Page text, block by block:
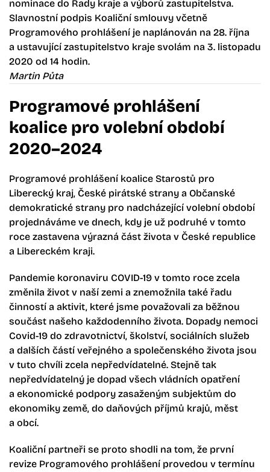
nominace do Rady kraje a výborů zastupitelstva.
Slavnostní podpis Koaliční smlouvy včetně
Programového prohlášení je naplánován na 28. října
a ustavující zastupitelstvo kraje svolám na 3. listopadu
2020 od 14 hodin.
Martin Půta
Programové prohlášení
koalice pro volební období
2020–2024
Programové prohlášení koalice Starostů pro
Liberecký kraj, České pirátské strany a Občanské
demokratické strany pro nadcházející volební období
projednáváme ve dnech, kdy je už podruhé v tomto
roce zastavena výrazná část života v České republice
a Libereckém kraji.
Pandemie koronaviru COVID-19 v tomto roce zcela
změnila život v naší zemi a znemožnila také řadu
činností a aktivit, které jsme považovali za běžnou
součást našeho každodenního života. Dopady nemoci
Covid-19 do zdravotnictví, školství, sociálních služeb
a dalších částí veřejného a společenského života jsou
v tuto chvíli zcela nepředvídatelné. Stejně tak
nepředvídatelný je dopad všech vládních opatření
a ekonomické podpory zasaženým subjektům do
ekonomiky země, do daňových příjmů krajů, měst
a obcí.
Koaliční partneři se proto shodli na tom, že první
revize Programového prohlášení provedou v termínu